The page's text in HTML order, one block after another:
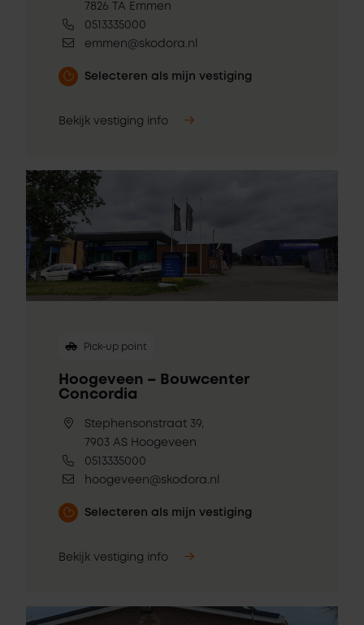
7826 TA Emmen
0513335000
emmen@skodora.nl
Selecteren als mijn vestiging
Bekijk vestiging info
Pick-up point
Hoogeveen – Bouwcenter
Concordia
Stephensonstraat 39,
7903 AS Hoogeveen
0513335000
hoogeveen@skodora.nl
Selecteren als mijn vestiging
Bekijk vestiging info